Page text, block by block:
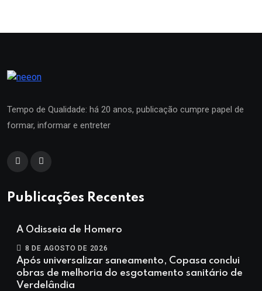
Tempo de Qualidade: há 20 anos, publicação cumpre papel de
formar, informar e entreter
Publicações Recentes
A Odisseia de Homero
8 DE AGOSTO DE 2026
Após universalizar saneamento, Copasa conclui
obras de melhoria do esgotamento sanitário de
Verdelândia